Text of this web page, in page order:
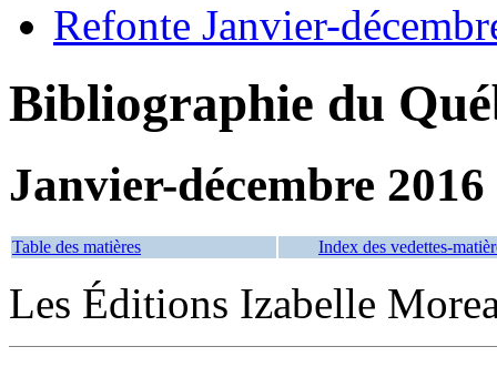
Refonte Janvier-
Bibliographie du
Janvier-décembre 2016
Table des matières Index des vedettes-
Les Éditions Izabelle